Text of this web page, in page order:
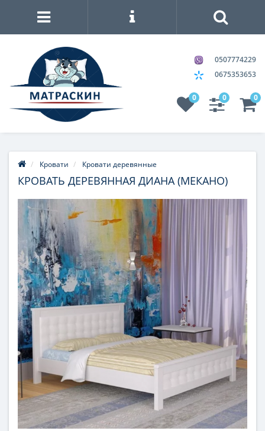
0507774229
0675353653
0 0 0
Кровати Кровати деревянные
КРОВАТЬ ДЕРЕВЯННАЯ ДИАНА (МЕКАНО)